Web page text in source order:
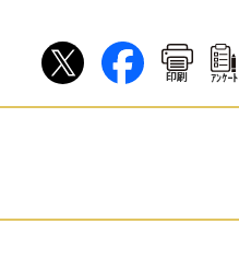
印刷 ｱﾝｹｰﾄ